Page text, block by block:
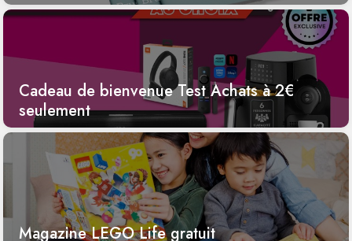
Cadeau de bienvenue Test Achats à 2€
seulement
Magazine LEGO Life gratuit